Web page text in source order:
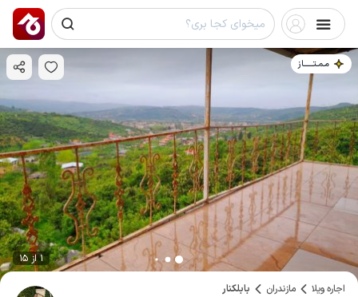
مـمـتــــــاز
1 از 15
اجاره ویلا مازندران بابلکنار